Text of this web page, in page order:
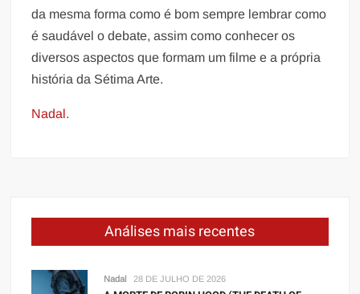
da mesma forma como é bom sempre lembrar como
é saudável o debate, assim como conhecer os
diversos aspectos que formam um filme e a própria
história da Sétima Arte.
Nadal.
Análises mais recentes
Nadal 28 DE JULHO DE 2026